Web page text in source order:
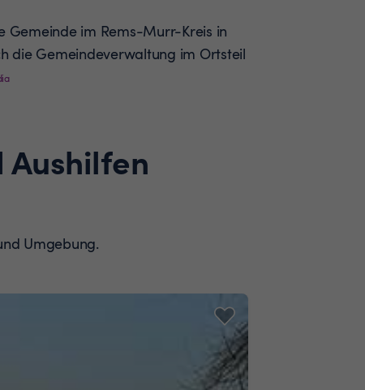
Gemeinde im Rems-Murr-Kreis in
die Gemeindeverwaltung im Ortsteil
Umgebung.